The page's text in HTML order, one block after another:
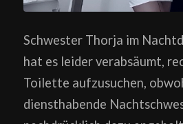
Schwester Thorja im
hat es leider verabsäumt,
Toilette aufzusuchen,
diensthabende